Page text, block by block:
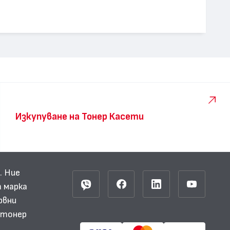
Изкупуване на Тонер Касети
Ние
марка